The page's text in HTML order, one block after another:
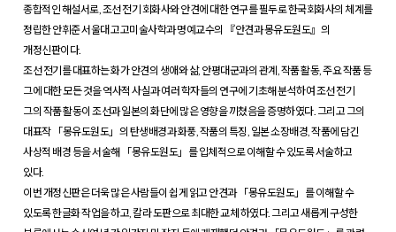
종합적인 해설서로, 조선 전기 회화사와 안견에 대한 연구를 필두로 한국회화사의 체계를
정립한 안휘준 서울대 고고미술사학과 명예교수의 『안견과 몽유도원도』의
개정신판이다.
조선 전기를 대표하는 화가 안견의 생애와 삶, 안평대군과의 관계, 작품 활동, 주요 작품 등
그에 대한 모든 것을 역사적 사실과 여러 학자들의 연구에 기초해 분석하여 조선 전기
그의 작품 활동이 조선과 일본의 화단에 많은 영향을 끼쳤음을 증명하였다. 그리고 그의
대표작 「몽유도원도」의 탄생배경과 화풍, 작품의 특징, 일본 소장배경, 작품에 담긴
사상적 배경 등을 서술해 「몽유도원도」를 입체적으로 이해할 수 있도록 서술하고
있다.
이번 개정신판은 더욱 많은 사람들이 쉽게 읽고 안견과 「몽유도원도」를 이해할 수
있도록 한글화 작업을 하고, 칼라 도판으로 최대한 교체 하였다. 그리고 새롭게 구성한